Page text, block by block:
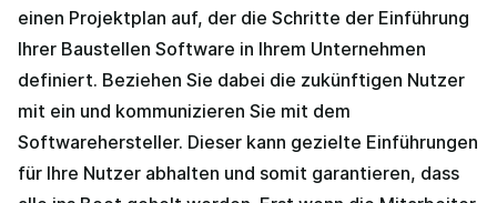
einen Projektplan auf, der die Schritte der Einführung
Ihrer Baustellen Software in Ihrem Unternehmen
definiert. Beziehen Sie dabei die zukünftigen Nutzer
mit ein und kommunizieren Sie mit dem
Softwarehersteller. Dieser kann gezielte Einführungen
für Ihre Nutzer abhalten und somit garantieren, dass